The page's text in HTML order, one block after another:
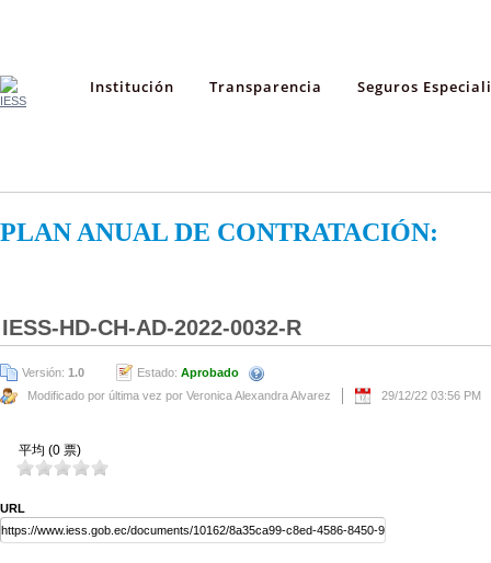
Institución Transparencia Seguros
PLAN ANUAL DE CONTRATACIÓN:
IESS-HD-CH-AD-2022-0032-R
Versión: 1.0 Estado: Aprobado
Modificado por última vez por Veronica Alexandra Alvarez
29/12/22 03:56 PM
平均 (0 票)
URL